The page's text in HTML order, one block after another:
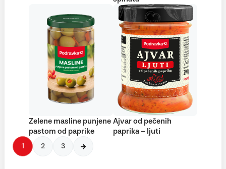
Zelene masline punjene
pastom od paprike
Ajvar od pečenih
paprika – ljuti
1 2 3